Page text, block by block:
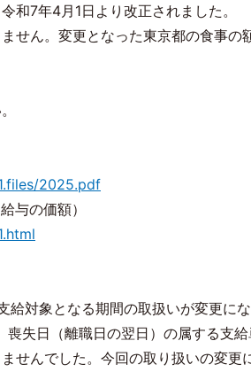
和7年4月1日より改正されました。
ん。変更となった東京都の食事の
2025.pdf
与の価額）
対象となる期間の取扱いが変更に
失日（離職日の翌日）の属する支
せんでした。今回の取り扱いの変